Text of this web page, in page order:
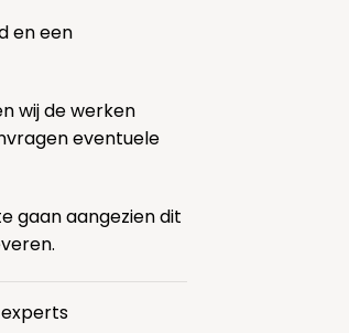
en een
wij de werken
eventuele
gaan aangezien dit